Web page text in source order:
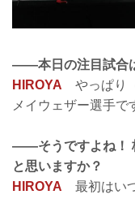
――本日の注目試合
HIROYA やっぱり
メイウェザー選手で
――そうですよね！
と思いますか？
HIROYA 最初はい